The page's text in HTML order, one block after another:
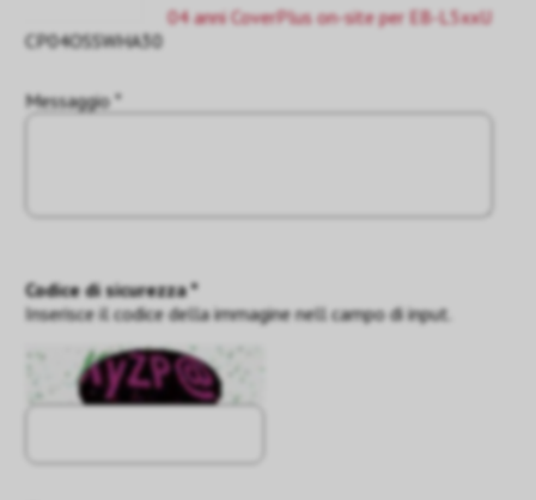
04 anni CoverPlus on-site per EB-L5xxU
CP04OSSWHA30
Messaggio *
Codice di sicurezza *
Inserisce il codice della immagine nell campo di input.